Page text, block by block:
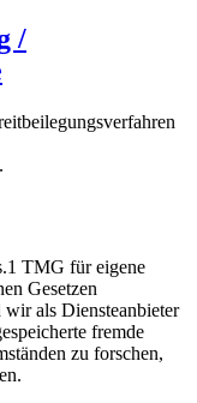
/
TMG für eigene
Gesetzen
als Diensteanbieter
fremde
zu forschen,